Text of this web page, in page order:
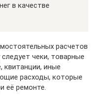
в качестве
расчетов
чеки, товарные
квитанции, иные
расходы, которые
её ремонте.